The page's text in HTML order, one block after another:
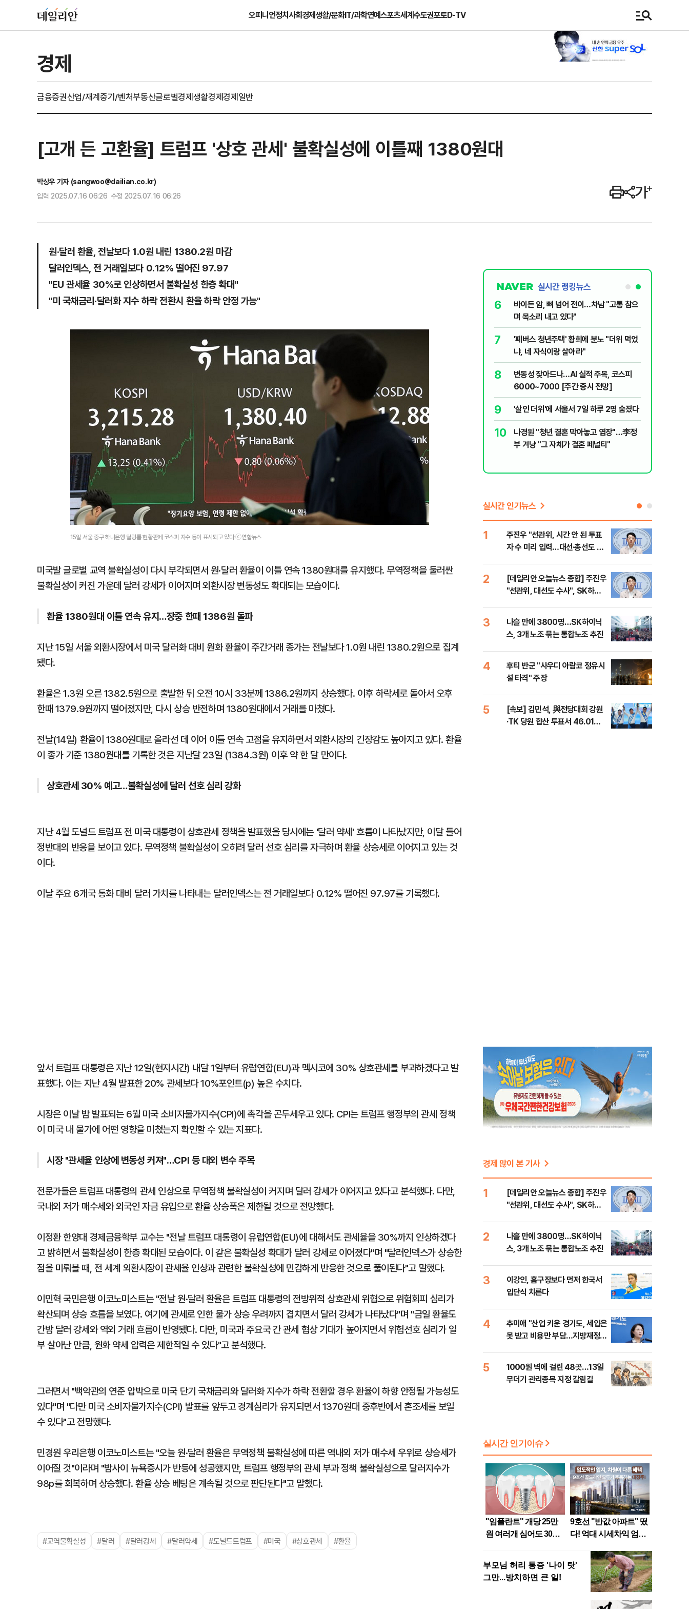
오피니언정치사회경제생활/문화IT/과학연예스포츠세계수도권포토D-TV
경제
금융증권산업/재계중기/벤처부동산글로벌경제생활경제경제일반
[고개 든 고환율] 트럼프 '상호 관세' 불확실성에 이틀째 1380원대
박상우 기자 (sangwoo@dailian.co.kr)
입력 2025.07.16 06:26 수정 2025.07.16 06:26
원·달러 환율, 전날보다 1.0원 내린 1380.2원 마감
달러인덱스, 전 거래일보다 0.12% 떨어진 97.97
"EU 관세율 30%로 인상하면서 불확실성 한층 확대"
"미 국채금리·달러화 지수 하락 전환시 환율 하락 안정 가능"
15일 서울 중구 하나은행 딜링룸 현황판에 코스피 지수 등이 표시되고 있다.ⓒ연합뉴스
미국발 글로벌 교역 불확실성이 다시 부각되면서 원·달러 환율이 이틀 연속 1380원대를 유지했다. 무역정책을 둘러싼
불확실성이 커진 가운데 달러 강세가 이어지며 외환시장 변동성도 확대되는 모습이다.
환율 1380원대 이틀 연속 유지…장중 한때 1386원 돌파
지난 15일 서울 외환시장에서 미국 달러화 대비 원화 환율이 주간거래 종가는 전날보다 1.0원 내린 1380.2원으로 집계
됐다.
환율은 1.3원 오른 1382.5원으로 출발한 뒤 오전 10시 33분께 1386.2원까지 상승했다. 이후 하락세로 돌아서 오후
한때 1379.9원까지 떨어졌지만, 다시 상승 반전하며 1380원대에서 거래를 마쳤다.
전날(14일) 환율이 1380원대로 올라선 데 이어 이틀 연속 고점을 유지하면서 외환시장의 긴장감도 높아지고 있다. 환율
이 종가 기준 1380원대를 기록한 것은 지난달 23일 (1384.3원) 이후 약 한 달 만이다.
상호관세 30% 예고…불확실성에 달러 선호 심리 강화
지난 4월 도널드 트럼프 전 미국 대통령이 상호관세 정책을 발표했을 당시에는 '달러 약세' 흐름이 나타났지만, 이달 들어
정반대의 반응을 보이고 있다. 무역정책 불확실성이 오히려 달러 선호 심리를 자극하며 환율 상승세로 이어지고 있는 것
이다.
이날 주요 6개국 통화 대비 달러 가치를 나타내는 달러인덱스는 전 거래일보다 0.12% 떨어진 97.97를 기록했다.
앞서 트럼프 대통령은 지난 12일(현지시간) 내달 1일부터 유럽연합(EU)과 멕시코에 30% 상호관세를 부과하겠다고 발
표했다. 이는 지난 4월 발표한 20% 관세보다 10%포인트(p) 높은 수치다.
시장은 이날 밤 발표되는 6월 미국 소비자물가지수(CPI)에 촉각을 곤두세우고 있다. CPI는 트럼프 행정부의 관세 정책
이 미국 내 물가에 어떤 영향을 미쳤는지 확인할 수 있는 지표다.
시장 "관세율 인상에 변동성 커져"…CPI 등 대외 변수 주목
전문가들은 트럼프 대통령의 관세 인상으로 무역정책 불확실성이 커지며 달러 강세가 이어지고 있다고 분석했다. 다만,
국내외 저가 매수세와 외국인 자금 유입으로 환율 상승폭은 제한될 것으로 전망했다.
이정환 한양대 경제금융학부 교수는 "전날 트럼프 대통령이 유럽연합(EU)에 대해서도 관세율을 30%까지 인상하겠다
고 밝히면서 불확실성이 한층 확대된 모습이다. 이 같은 불확실성 확대가 달러 강세로 이어졌다"며 "달러인덱스가 상승한
점을 미뤄볼 때, 전 세계 외환시장이 관세율 인상과 관련한 불확실성에 민감하게 반응한 것으로 풀이된다"고 말했다.
이민혁 국민은행 이코노미스트는 "전날 원·달러 환율은 트럼프 대통령의 전방위적 상호관세 위협으로 위험회피 심리가
확산되며 상승 흐름을 보였다. 여기에 관세로 인한 물가 상승 우려까지 겹치면서 달러 강세가 나타났다"며 "금일 환율도
간밤 달러 강세와 역외 거래 흐름이 반영됐다. 다만, 미국과 주요국 간 관세 협상 기대가 높아지면서 위험선호 심리가 일
부 살아난 만큼, 원화 약세 압력은 제한적일 수 있다"고 분석했다.
그러면서 "백악관의 연준 압박으로 미국 단기 국채금리와 달러화 지수가 하락 전환할 경우 환율이 하향 안정될 가능성도
있다"며 "다만 미국 소비자물가지수(CPI) 발표를 앞두고 경계심리가 유지되면서 1370원대 중후반에서 혼조세를 보일
수 있다"고 전망했다.
민경원 우리은행 이코노미스트는 "오늘 원·달러 환율은 무역정책 불확실성에 따른 역내외 저가 매수세 우위로 상승세가
이어질 것"이라며 "밤사이 뉴욕증시가 반등에 성공했지만, 트럼프 행정부의 관세 부과 정책 불확실성으로 달러지수가
98p를 회복하며 상승했다. 환율 상승 베팅은 계속될 것으로 판단된다"고 말했다.
#교역불확실성 #달러 #달러강세 #달러약세 #도널드트럼프 #미국 #상호관세 #환율
실시간 랭킹뉴스
"돈 되는 건 다한다" 작정한 MZ조폭들…
소탕 작전 개시
폭염 다소 누그러져 '낮 최고 35도'·동해안
이틀째 비…자고 난 뒤 갑작스러운 두통,
원인은 [오늘 날씨]
[데일리안 오늘뉴스 종합] 주진우 "선관
위, 대선도 수사", SK하이닉스 통합노조,
추미애 "지방재정 바꿔야", 세제개편 이달
소주 2~3잔 마시고 운전한 택시기사 무
죄…혈중알코올농도 0.03%
6
바이든 암, 뼈 넘어 전이…차남 "고통 참으
며 목소리 내고 있다"
7
'폐버스 청년주택' 황희에 분노 "더위 먹었
냐, 네 자식이랑 살아라"
8
변동성 잦아드나…AI 실적 주목, 코스피
6000~7000 [주간 증시 전망]
9 '살인 더위'에 서울서 7일 하루 2명 숨졌다
10
나경원 "청년 결혼 막아놓고 염장"…李정
부 겨냥 "그 자체가 결혼 페널티"
실시간 인기뉴스
1
주진우 "선관위, 시간 안 된 투표
자 수 미리 입력…대선·총선도 수
2
[데일리안 오늘뉴스 종합] 주진우
"선관위, 대선도 수사", SK하이
3
나흘 만에 3800명…SK하이닉
스, 3개 노조 묶는 통합노조 추진
4
후티 반군 "사우디 아람코 정유시
설 타격" 주장
5
[속보] 김민석, 與전당대회 강원
·TK 당원 합산 투표서 46.01%
경제 많이 본 기사
1
[데일리안 오늘뉴스 종합] 주진우
"선관위, 대선도 수사", SK하이
2
나흘 만에 3800명…SK하이닉
스, 3개 노조 묶는 통합노조 추진
3
이강인, 홈구장보다 먼저 한국서
입단식 치른다
4
추미애 "산업 키운 경기도, 세입은
못 받고 비용만 부담…지방재정
5
1000원 벽에 걸린 48곳…13일
무더기 관리종목 지정 갈림길